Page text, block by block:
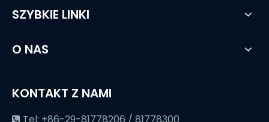
SZYBKIE LINKI
O NAS
KONTAKT Z NAMI
